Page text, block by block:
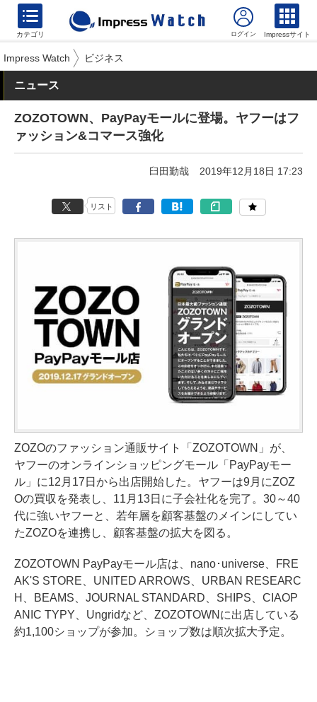
カテゴリ Impressサイト
Impress Watch ビジネス
ニュース
ZOZOTOWN、PayPayモールに登場。ヤフーはフ
ァッション&コマース強化
臼田勤哉 2019年12月18日 17:23
リスト
ZOZOのファッション通販サイト「ZOZOTOWN」が、
ヤフーのオンラインショッピングモール「PayPayモー
ル」に12月17日から出店開始した。ヤフーは9月にZOZ
Oの買収を発表し、11月13日に子会社化を完了。30～40
代に強いヤフーと、若年層を顧客基盤のメインにしてい
たZOZOを連携し、顧客基盤の拡大を図る。
ZOZOTOWN PayPayモール店は、nano･universe、FRE
AK'S STORE、UNITED ARROWS、URBAN RESEARC
H、BEAMS、JOURNAL STANDARD、SHIPS、CIAOP
ANIC TYPY、Ungridなど、ZOZOTOWNに出店している
約1,100ショップが参加。ショップ数は順次拡大予定。